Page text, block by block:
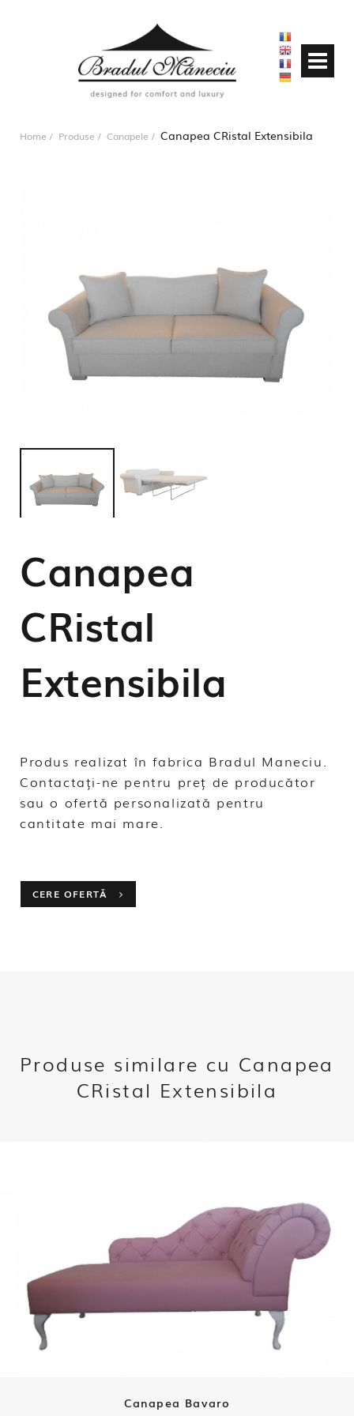
Home Produse Canapele Canapea CRistal Extensibila
Canapea
CRistal
Extensibila
Produs realizat în fabrica Bradul Maneciu.
Contactați-ne pentru preț de producător
sau o ofertă personalizată pentru
cantitate mai mare.
CERE OFERTĂ
Produse similare cu Canapea
CRistal Extensibila
Canapea Bavaro